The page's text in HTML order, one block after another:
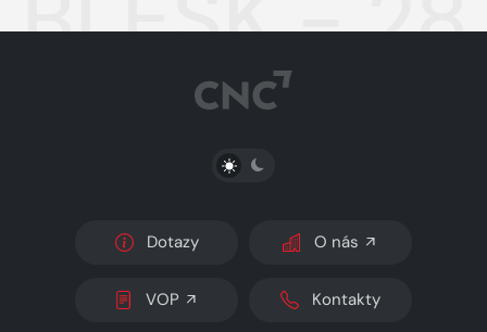
PŘEPNOUT SVĚTLÝ/TMAVÝ REŽIM
Dotazy O nás
VOP Kontakty